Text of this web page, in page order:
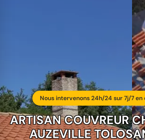
Nous intervenons 24h/24 sur 7j/7 en
ARTISAN COUVREUR
AUZEVILLE